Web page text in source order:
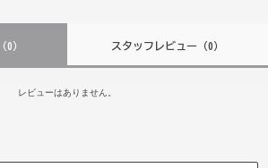
（0） スタッフレビュー（0）
レビューはありません。